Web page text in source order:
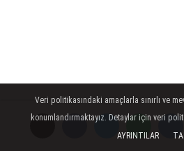
Veri politikasındaki amaçlarla sınırlı ve
konumlandırmaktayız. Detaylar için veri
AYRINTILAR